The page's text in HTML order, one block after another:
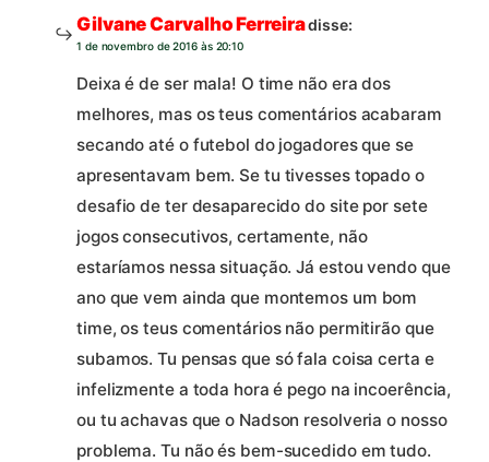
Gilvane Carvalho Ferreiradisse:
1 de novembro de 2016 às 20:10
Deixa é de ser mala! O time não era dos
melhores, mas os teus comentários acabaram
secando até o futebol do jogadores que se
apresentavam bem. Se tu tivesses topado o
desafio de ter desaparecido do site por sete
jogos consecutivos, certamente, não
estaríamos nessa situação. Já estou vendo que
ano que vem ainda que montemos um bom
time, os teus comentários não permitirão que
subamos. Tu pensas que só fala coisa certa e
infelizmente a toda hora é pego na incoerência,
ou tu achavas que o Nadson resolveria o nosso
problema. Tu não és bem-sucedido em tudo.